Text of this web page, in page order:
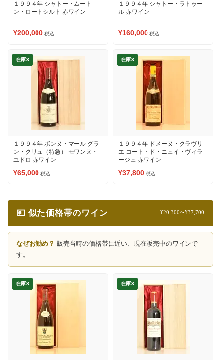
１９９４年 シャトー・ムート
ン・ロートシルト 赤ワイン
¥200,000 税込
１９９４年 シャトー・ラトゥー
ル 赤ワイン
¥160,000 税込
在庫3
１９９４年 ボンヌ・マール グラ
ン・クリュ（特急） モワンヌ・
ユドロ 赤ワイン
¥65,000 税込
在庫3
１９９４年 ドメーヌ・クラヴリ
エ コート・ド・ニュイ・ヴィラ
ージュ 赤ワイン
¥37,800 税込
💴 似た価格帯のワイン ¥20,300〜¥37,700
なぜお勧め？ 販売当時の価格帯に近い、現在販売中のワインで
す。
在庫8 在庫3